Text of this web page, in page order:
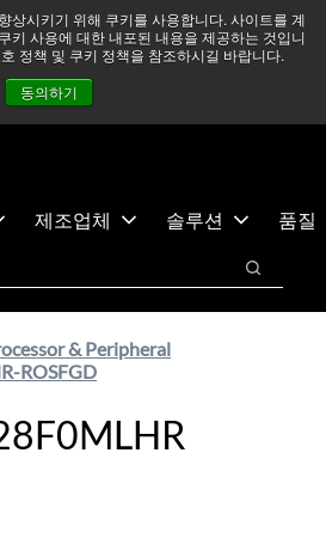
상시키기 위해 쿠키를 사용합니다. 사이트를 계
키 사용에 대한 내포된 내용을 제공하는 것입니
정책 및 쿠키 정책을 참조하시길 바랍니다.
동의하기
로 주시하고 있으며, 모든 서비스는
고 있습니다. 더 읽어보기 →
뉴스
문의하기
제조업체 솔루션
품질
검색
& Peripheral
ROSFGD